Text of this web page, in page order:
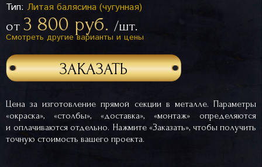
Тип: Литая балясина (чугунная)
от 3 800 руб. /шт.
Смотреть другие варианты и цены
ЗАКАЗАТЬ
Цена за изготовление прямой секции в металле. Параметры
«окраска», «столбы», «доставка», «монтаж» определяются
и оплачиваются отдельно. Нажмите «Заказать», чтобы получить
точную стоимость вашего проекта.